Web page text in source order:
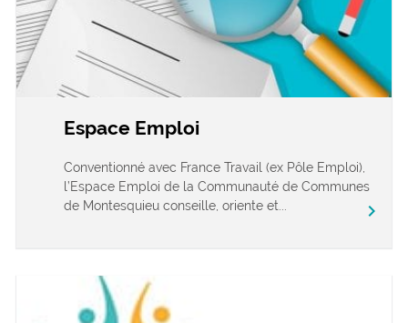
Espace Emploi
Conventionné avec France Travail (ex Pôle Emploi),
l’Espace Emploi de la Communauté de Communes
de Montesquieu conseille, oriente et...
chevron_right